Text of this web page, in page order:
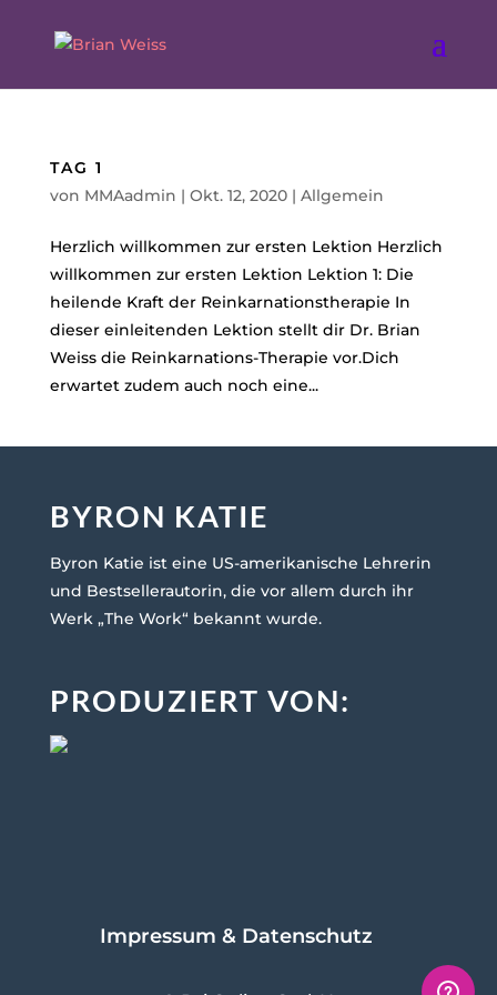
TAG 1
von MMAadmin | Okt. 12, 2020| Allgemein
Herzlich willkommen zur ersten Lektion Herzlich
willkommen zur ersten Lektion Lektion 1: Die
heilende Kraft der Reinkarnationstherapie In
dieser einleitenden Lektion stellt dir Dr. Brian
Weiss die Reinkarnations-Therapie vor.Dich
erwartet zudem auch noch eine...
BYRON KATIE
Byron Katie ist eine US-amerikanische Lehrerin
und Bestsellerautorin, die vor allem durch ihr
Werk „The Work“ bekannt wurde.
PRODUZIERT VON:
Impressum & Datenschutz